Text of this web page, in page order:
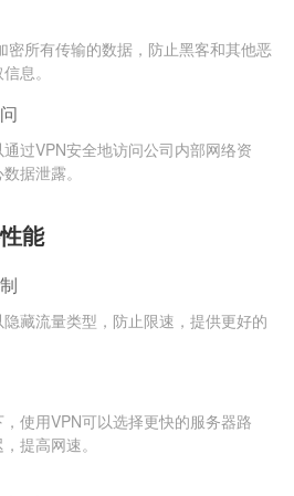
密所有传输的数据，防止黑客和其他恶
息。
过VPN安全地访问公司内部网络资
据泄露。
能
藏流量类型，防止限速，提供更好的
使用VPN可以选择更快的服务器路
提高网速。